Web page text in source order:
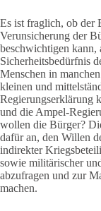
Es ist fraglich, ob der
Verunsicherung der
beschwichtigen kann,
Sicherheitsbedürfnis
Menschen in
kleinen und
Regierungserklärung
und die Ampel-
wollen die Bürger?
dafür an, den Willen
indirekter
sowie militärischer
abzufragen und zur
machen.